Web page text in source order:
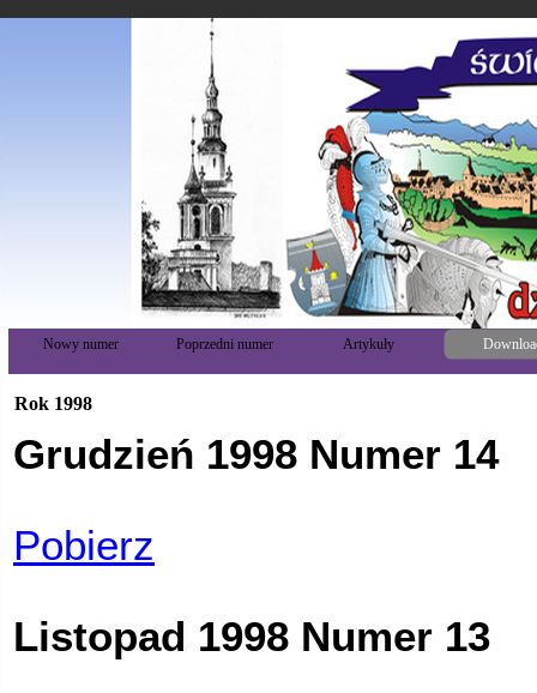
Nowy numer Poprzedni numer Artykuły
Rok 1998
Grudzień 1998 Numer 14
Pobierz
Listopad 1998 Numer 13